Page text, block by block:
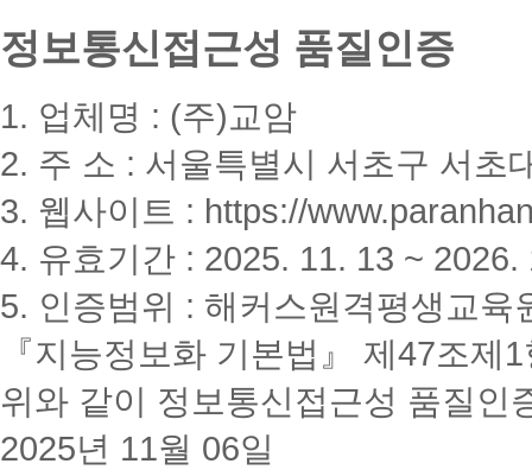
정보통신접근성 품질인증
1. 업체명 : (주)교암
2. 주 소 : 서울특별시 서초구 서초
3. 웹사이트 : https://
4. 유효기간 : 2025. 11. 13 ~ 2026.
5. 인증범위 : 해커스원격평생교육
『지능정보화 기본법』 제47조
위와 같이 정보통신접근성 품질인
2025년 11월 06일